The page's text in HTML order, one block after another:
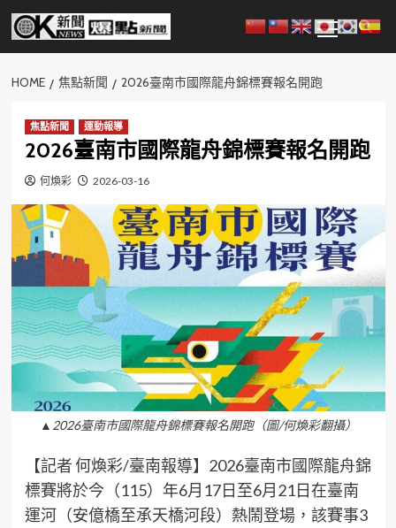
Skip
content
Menu
HOME 焦點新聞 2026臺南市國際龍舟錦標賽報名開跑
焦點新聞 運動報導
2026臺南市國際龍舟錦標賽報名開跑
何煥彩 2026-03-16
▲2026臺南市國際龍舟錦標賽報名開跑（圖/何煥彩翻攝）
【記者 何煥彩/臺南報導】2026臺南市國際龍舟錦
標賽將於今（115）年6月17日至6月21日在臺南
運河（安億橋至承天橋河段）熱鬧登場，該賽事3